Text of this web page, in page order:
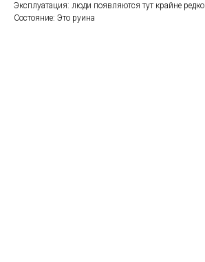
Эксплуатация: люди появляются тут крайне редко
Состояние: Это руина